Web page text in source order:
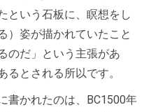
という石板に、瞑想をし
）姿が描かれていたこと
のだ」という主張があ
るとされる所以です。
書かれたのは、BC1500年